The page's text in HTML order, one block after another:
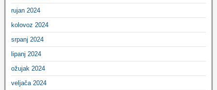
rujan 2024
kolovoz 2024
srpanj 2024
lipanj 2024
ožujak 2024
veljača 2024